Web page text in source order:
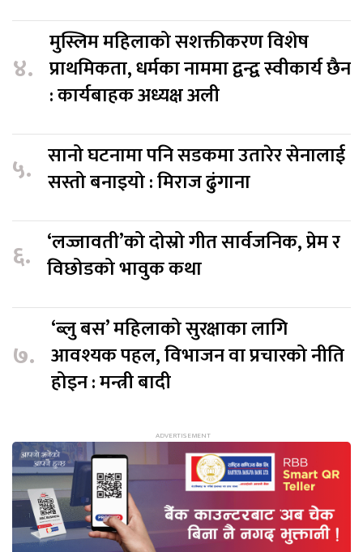
४.
मुस्लिम महिलाको सशक्तीकरण विशेष
प्राथमिकता, धर्मका नाममा द्वन्द्व स्वीकार्य छैन
: कार्यबाहक अध्यक्ष अली
५. सानो घटनामा पनि सडकमा उतारेर सेनालाई
सस्तो बनाइयो : मिराज ढुंगाना
६. ‘लज्जावती’को दोस्रो गीत सार्वजनिक, प्रेम र
विछोडको भावुक कथा
७.
‘ब्लु बस’ महिलाको सुरक्षाका लागि
आवश्यक पहल, विभाजन वा प्रचारको नीति
होइन : मन्त्री बादी